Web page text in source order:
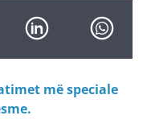
më speciale